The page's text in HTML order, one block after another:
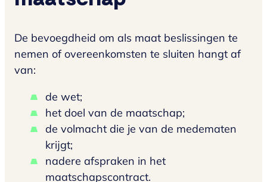
De bevoegdheid om als maat beslissingen te
nemen of overeenkomsten te sluiten hangt af
van:
de wet;
het doel van de maatschap;
de volmacht die je van de medematen
krijgt;
nadere afspraken in het
maatschapscontract.